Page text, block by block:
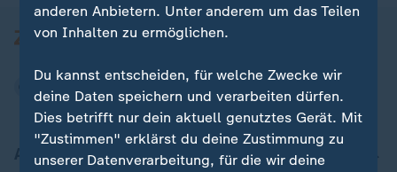
Aktuell bei ZDFheute
anderen Anbietern. Unter anderem um das Teilen
von Inhalten zu ermöglichen.
Du kannst entscheiden, für welche Zwecke wir
deine Daten speichern und verarbeiten dürfen.
Dies betrifft nur dein aktuell genutztes Gerät. Mit
"Zustimmen" erklärst du deine Zustimmung zu
unserer Datenverarbeitung, für die wir deine